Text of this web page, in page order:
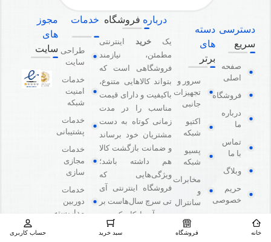
دسترسی
سریع
صفحه
اصلی
فروشگاه
درباره
ما
تماس
با ما
وبلاگ
حریم
خصوصی
دسته
های
برتر
سرور و
تجهیزات
جانبی
اکتیو
شبکه
پسیو
شبکه
مخابرات
و
سانترال
تجهیزات
نظارتی و
درباره فروشگاه
یک خریداینترنتی
مطمئن، نیازمند
فروشگاهی است که
بتواند کالاهایی متنوع،
باکیفیت و دارای قیمت
مناسب را در مدت
زمانی کوتاه به دست
مشتریان خود برساند
و ضمانت بازگشت کالا
هم داشته باشد؛
ویژگی‌هایی که
فروشگاه اینترنتی آی
تی سرچ سال‌هاست بر
روی آن‌ها کار کرده و
توانسته از این طریق
خدمات
طراحی
سایت
خدمات
امنیت
شبکه
خدمات
پشتیبانی
خدمات
مجازی
سازی
خدمات
دوربین
مداربسته
مجوز
های
سایت
خانه فروشگاه سبد خرید حساب کاربری